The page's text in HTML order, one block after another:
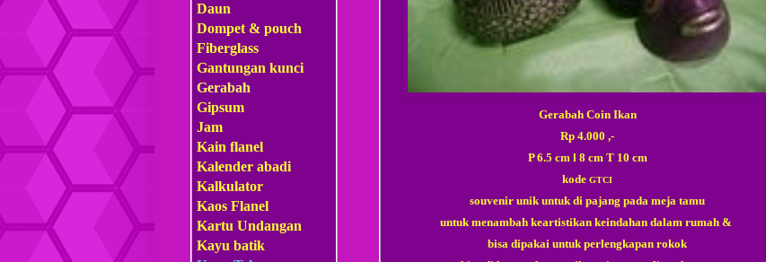
Gerabah Coin Ikan
Rp 4.000 ,-
P 6.5 cm l 8 cm T 10 cm
kode GTCI
souvenir unik untuk di pajang pada meja tamu
untuk menambah keartistikan keindahan dalam rumah &
bisa dipakai untuk perlengkapan rokok
Daun
Dompet & pouch
Fiberglass
Gantungan kunci
Gerabah
Gipsum
Jam
Kain flanel
Kalender abadi
Kalkulator
Kaos Flanel
Kartu Undangan
Kayu batik